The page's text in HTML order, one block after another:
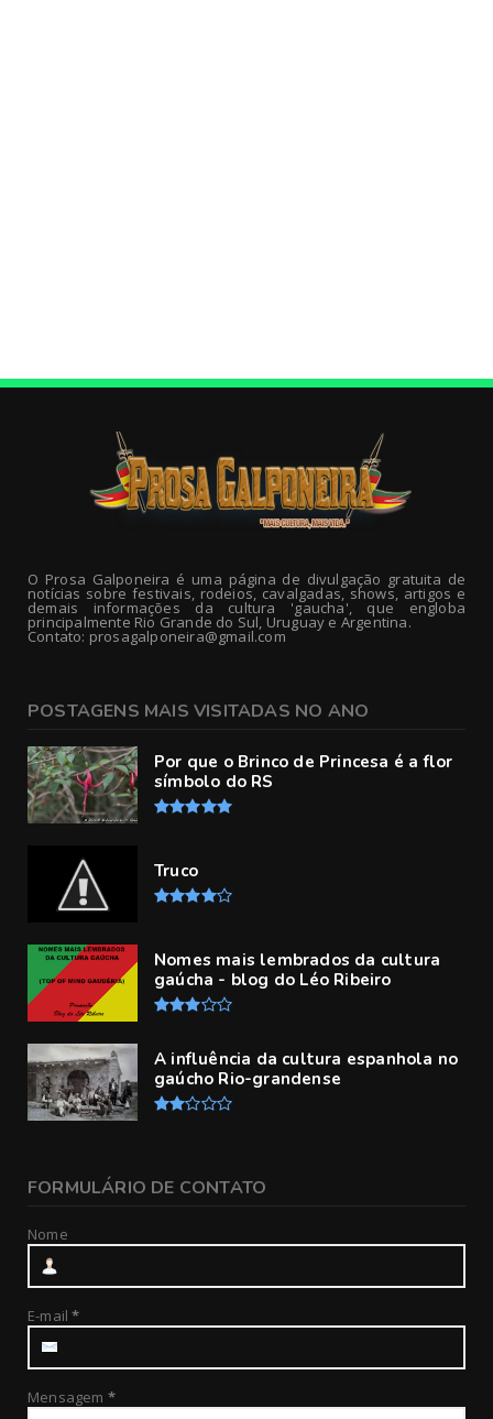
O Prosa Galponeira é uma página de divulgação gratuita de
notícias sobre festivais, rodeios, cavalgadas, shows, artigos e
demais informações da cultura 'gaucha', que engloba
principalmente Rio Grande do Sul, Uruguay e Argentina.
Contato: prosagalponeira@gmail.com
POSTAGENS MAIS VISITADAS NO ANO
Por que o Brinco de Princesa é a flor
símbolo do RS
Truco
Nomes mais lembrados da cultura
gaúcha - blog do Léo Ribeiro
A influência da cultura espanhola no
gaúcho Rio-grandense
FORMULÁRIO DE CONTATO
Nome
E-mail*
Mensagem *